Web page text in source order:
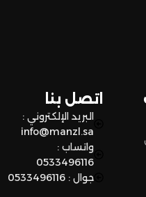
وفي أقصر وقت ممكن.
للاثاث الآن وعيشوا تجربة
اتصل بنا
البريد الإلكتروني :
info@manzl.sa
واتساب :
0533496116
جوال : 0533496116